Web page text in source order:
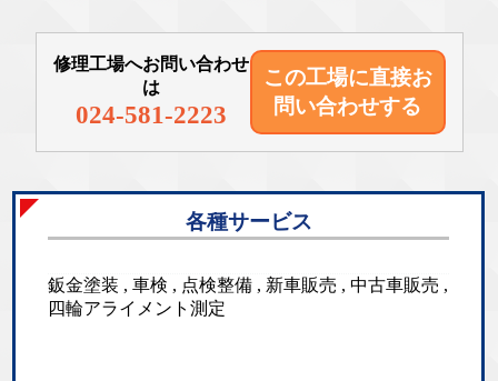
修理工場へお問い合わせ
は
024-581-2223
この工場に直接お
問い合わせする
各種サービス
鈑金塗装 , 車検 , 点検整備 , 新車販売 , 中古車販売 ,
四輪アライメント測定